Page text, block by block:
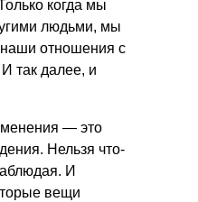
когда мы
людьми, мы
отношения с
так далее, и
— это
Нельзя что-
И
вещи